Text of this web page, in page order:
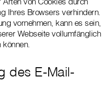
Ihres Browsers verhindern.
vornehmen, kann es sein,
Webseite vollumfänglich
des E-Mail-